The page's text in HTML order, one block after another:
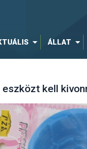
ÁLLAT
eszközt kell